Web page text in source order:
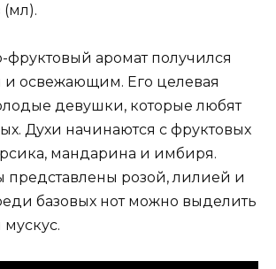
фруктовый аромат получился
и освежающим. Его целевая
девушки, которые любят
Духи начинаются с фруктовых
мандарина и имбиря.
представлены розой, лилией и
базовых нот можно выделить